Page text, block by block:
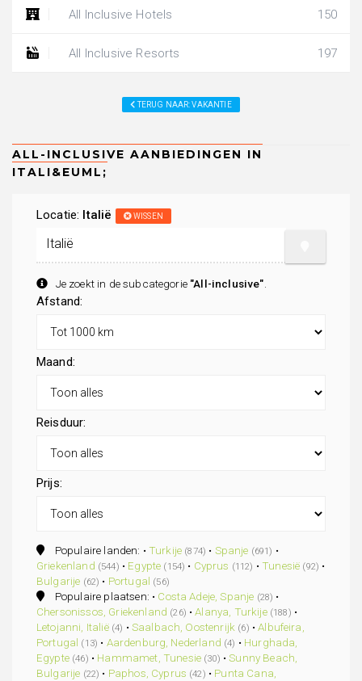
All Inclusive Hotels 150
All Inclusive Resorts 197
TERUG NAAR: VAKANTIE
Locatie: Italië WISSEN
Je zoekt in de subcategorie "All-inclusive"
Afstand:
Maand:
Reisduur:
Prijs:
Populaire landen: • Turkije (874) • Spanje (691) •
Griekenland (544) • Egypte (154) • Cyprus (112) • Tunesië (92) •
Bulgarije (62) • Portugal (56)
Populaire plaatsen: • Costa Adeje, Spanje (28) •
Chersonissos, Griekenland (26) •Alanya, Turkije (188) •
Letojanni, Italië (4) • Saalbach, Oostenrijk (6) •Albufeira,
Portugal (13) • Aardenburg, Nederland (4) • Hurghada,
Egypte (46) • Hammamet, Tunesie (30) •Sunny Beach,
Bulgarije (22) • Paphos, Cyprus (42) • Punta Cana,